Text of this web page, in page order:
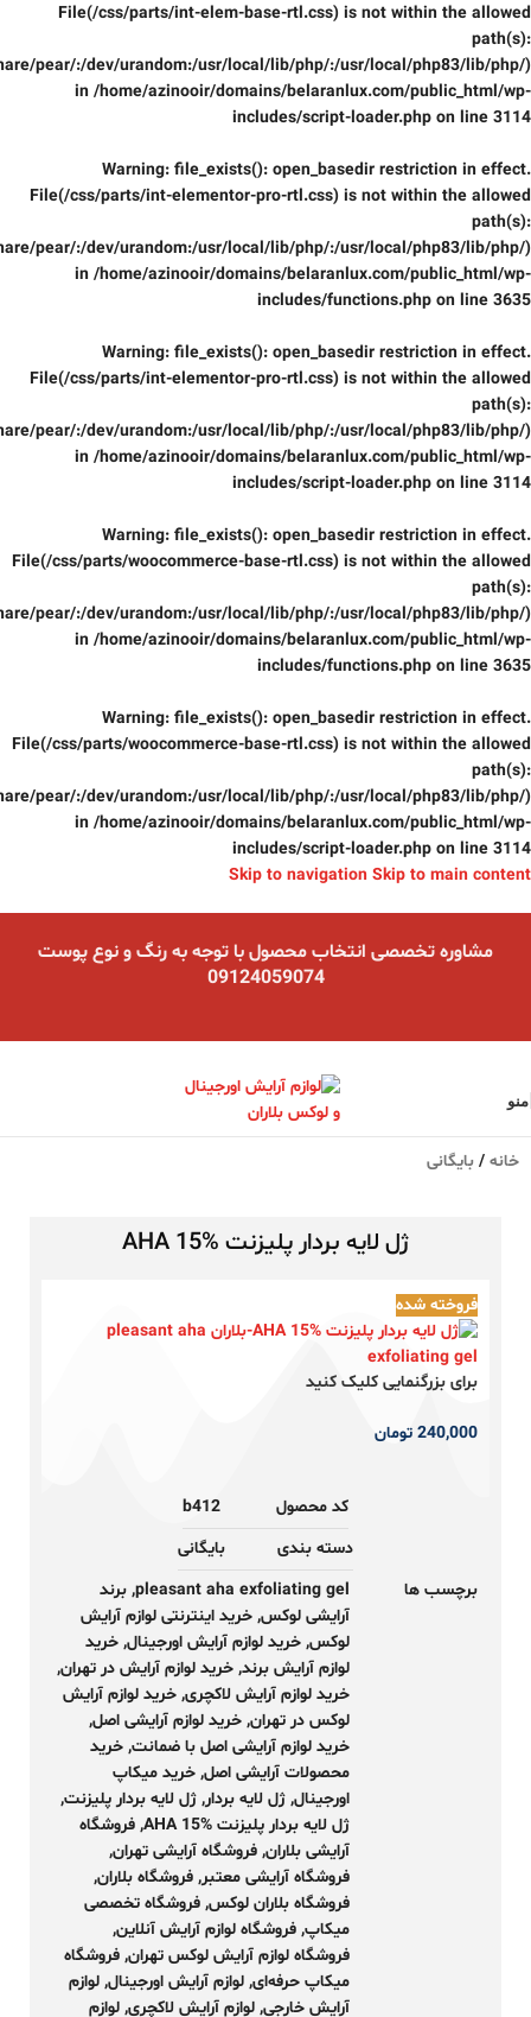
File(/css/parts/int-elem-base-rtl.css) is not within the allowed
path(s):
pear/:/dev/urandom:/usr/local/lib/php/:/usr/local/php83/lib/php/)
in /home/azinooir/domains/belaranlux.com/public_html/wp-
includes/script-loader.php on line 3114
Warning: file_exists(): open_basedir restriction in effect.
File(/css/parts/int-elementor-pro-rtl.css) is not within the allowed
path(s):
pear/:/dev/urandom:/usr/local/lib/php/:/usr/local/php83/lib/php/)
in /home/azinooir/domains/belaranlux.com/public_html/wp-
includes/functions.php on line 3635
Warning: file_exists(): open_basedir restriction in effect.
File(/css/parts/int-elementor-pro-rtl.css) is not within the allowed
path(s):
pear/:/dev/urandom:/usr/local/lib/php/:/usr/local/php83/lib/php/)
in /home/azinooir/domains/belaranlux.com/public_html/wp-
includes/script-loader.php on line 3114
Warning: file_exists(): open_basedir restriction in effect.
File(/css/parts/woocommerce-base-rtl.css) is not within the allowed
path(s):
pear/:/dev/urandom:/usr/local/lib/php/:/usr/local/php83/lib/php/)
in /home/azinooir/domains/belaranlux.com/public_html/wp-
includes/functions.php on line 3635
Warning: file_exists(): open_basedir restriction in effect.
File(/css/parts/woocommerce-base-rtl.css) is not within the allowed
path(s):
pear/:/dev/urandom:/usr/local/lib/php/:/usr/local/php83/lib/php/)
in /home/azinooir/domains/belaranlux.com/public_html/wp-
includes/script-loader.php on line 3114
Skip to navigation Skip to main content
مشاوره تخصصی انتخاب محصول با توجه به رنگ و نوع پوست
09124059074
منو
خانه / بایگانی
ژل لایه بردار پلیزنت AHA 15%
فروخته شده
برای بزرگنمایی کلیک کنید
240,000 تومان
کد محصول
b412
دسته بندی
بایگانی
برچسب ها
pleasant aha exfoliating gel
, برند
آرایشی لوکس, خرید اینترنتی لوازم آرایش
لوکس, خرید لوازم آرایش اورجینال, خرید
لوازم آرایش برند, خرید لوازم آرایش در تهران,
خرید لوازم آرایش لاکچری, خرید لوازم آرایش
لوکس در تهران, خرید لوازم آرایشی اصل,
خرید لوازم آرایشی اصل با ضمانت, خرید
محصولات آرایشی اصل, خرید میکاپ
اورجینال, ژل لایه بردار, ژل لایه بردار پلیزنت,
ژل لایه بردار پلیزنت AHA 15%
, فروشگاه
آرایشی بلاران, فروشگاه آرایشی تهران,
فروشگاه آرایشی معتبر, فروشگاه بلاران,
فروشگاه بلاران لوکس, فروشگاه تخصصی
میکاپ, فروشگاه لوازم آرایش آنلاین,
فروشگاه لوازم آرایش لوکس تهران, فروشگاه
میکاپ حرفه‌ای, لوازم آرایش اورجینال, لوازم
آرایش خارجی, لوازم آرایش لاکچری, لوازم